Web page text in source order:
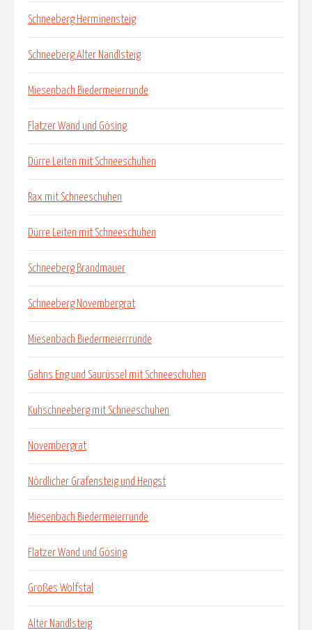
Schneeberg Herminensteig
Schneeberg Alter Nandlsteig
Miesenbach Biedermeierrunde
Flatzer Wand und Gösing
Dürre Leiten mit Schneeschuhen
Rax mit Schneeschuhen
Dürre Leiten mit Schneeschuhen
Schneeberg Brandmauer
Schneeberg Novembergrat
Miesenbach Biedermeierrrunde
Gahns Eng und Saurüssel mit Schneeschuhen
Kuhschneeberg mit Schneeschuhen
Novembergrat
Nördlicher Grafensteig und Hengst
Miesenbach Biedermeierrunde
Flatzer Wand und Gösing
Großes Wolfstal
Alter Nandlsteig